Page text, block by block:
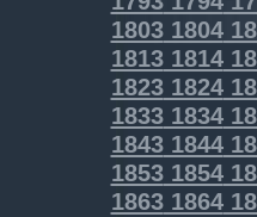
18031804
18131814
18231824
18331834
18431844
18531854
18631864